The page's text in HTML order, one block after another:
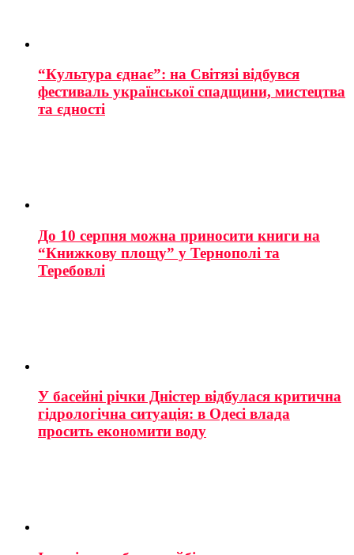
“Культура єднає”: на Світязі відбувся
фестиваль української спадщини, мистецтва
та єдності
До 10 серпня можна приносити книги на
“Книжкову площу” у Тернополі та
Теребовлі
У басейні річки Дністер відбулася критична
гідрологічна ситуація: в Одесі влада
просить економити воду